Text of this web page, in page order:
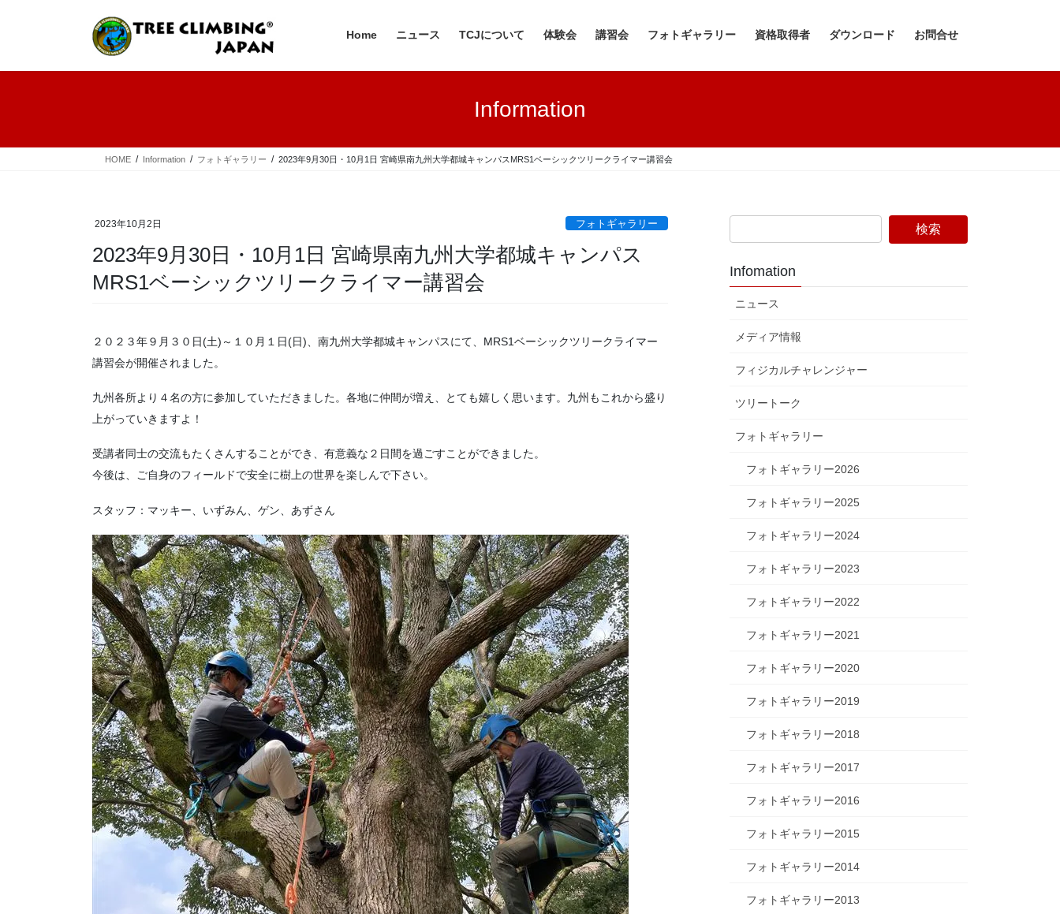
ツ
シ
Home ニュース TCJについて 体験会 講習会 フォトギャラリー 資格取得者 ダウンロード お問合せ
Information
HOME Information フォトギャラリー 2023年9月30日・10月1日 宮崎県南九州大学都城キャンパスMRS1ベーシックツリークライマー講習会
2023年10月2日 フォトギャラリー
2023年9月30日・10月1日 宮崎県南九州大学都城キャンパス
MRS1ベーシックツリークライマー講習会
２０２３年９月３０日(土)～１０月１日(日)、南九州大学都城キャンパスにて、MRS1ベーシックツリークライマー
講習会が開催されました。
九州各所より４名の方に参加していただきました。各地に仲間が増え、とても嬉しく思います。九州もこれから盛り
上がっていきますよ！
受講者同士の交流もたくさんすることができ、有意義な２日間を過ごすことができました。
今後は、ご自身のフィールドで安全に樹上の世界を楽しんで下さい。
スタッフ：マッキー、いずみん、ゲン、あずさん
Infomation
ニュース
メディア情報
フィジカルチャレンジャー
ツリートーク
フォトギャラリー
フォトギャラリー2026
フォトギャラリー2025
フォトギャラリー2024
フォトギャラリー2023
フォトギャラリー2022
フォトギャラリー2021
フォトギャラリー2020
フォトギャラリー2019
フォトギャラリー2018
フォトギャラリー2017
フォトギャラリー2016
フォトギャラリー2015
フォトギャラリー2014
フォトギャラリー2013